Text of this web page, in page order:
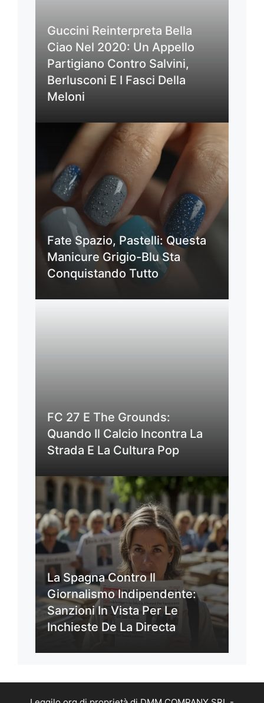
Guccini Reinterpreta Bella
Ciao Nel 2020: Un Appello
Partigiano Contro Salvini,
Berlusconi E I Fasci Della
Meloni
Fate Spazio, Pastelli: Questa
Manicure Grigio-Blu Sta
Conquistando Tutto
FC 27 E The Grounds:
Quando Il Calcio Incontra La
Strada E La Cultura Pop
La Spagna Contro Il
Giornalismo Indipendente:
Sanzioni In Vista Per Le
Inchieste De La Directa